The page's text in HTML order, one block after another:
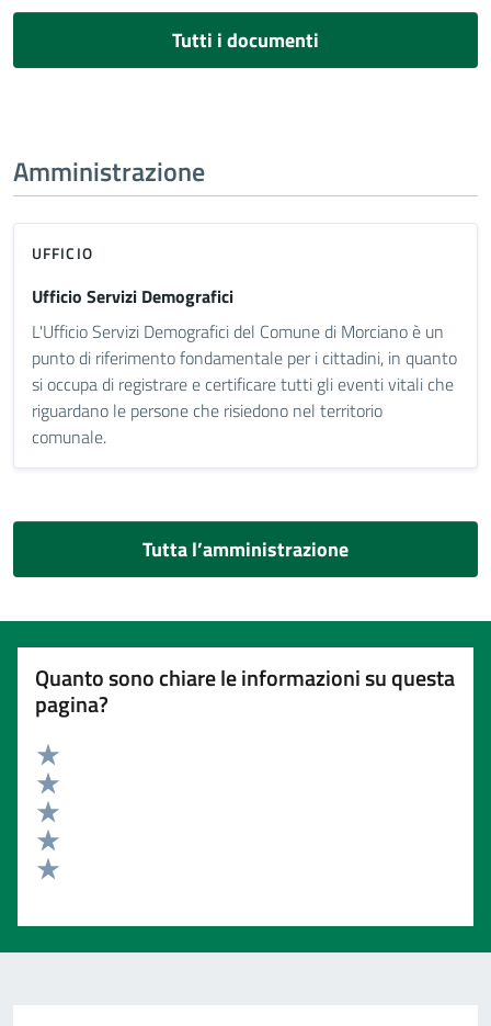
Tutti i documenti
Amministrazione
UFFICIO
Ufficio Servizi Demografici
L'Ufficio Servizi Demografici del Comune di Morciano è un
punto di riferimento fondamentale per i cittadini, in quanto
si occupa di registrare e certificare tutti gli eventi vitali che
riguardano le persone che risiedono nel territorio
comunale.
Tutta l’amministrazione
Quanto sono chiare le informazioni su questa
pagina?
Valuta 5 stelle su 5
Valuta 4 stelle su 5
Valuta 3 stelle su 5
Valuta 2 stelle su 5